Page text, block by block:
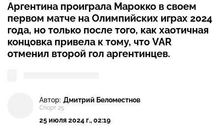
Аргентина проиграла Марокко в своем
первом матче на Олимпийских играх 2024
года, но только после того, как хаотичная
концовка привела к тому, что VAR
отменил второй гол аргентинцев.
Автор: Дмитрий Беломестнов
Спорт 25
25 июля 2024 г., 02:19